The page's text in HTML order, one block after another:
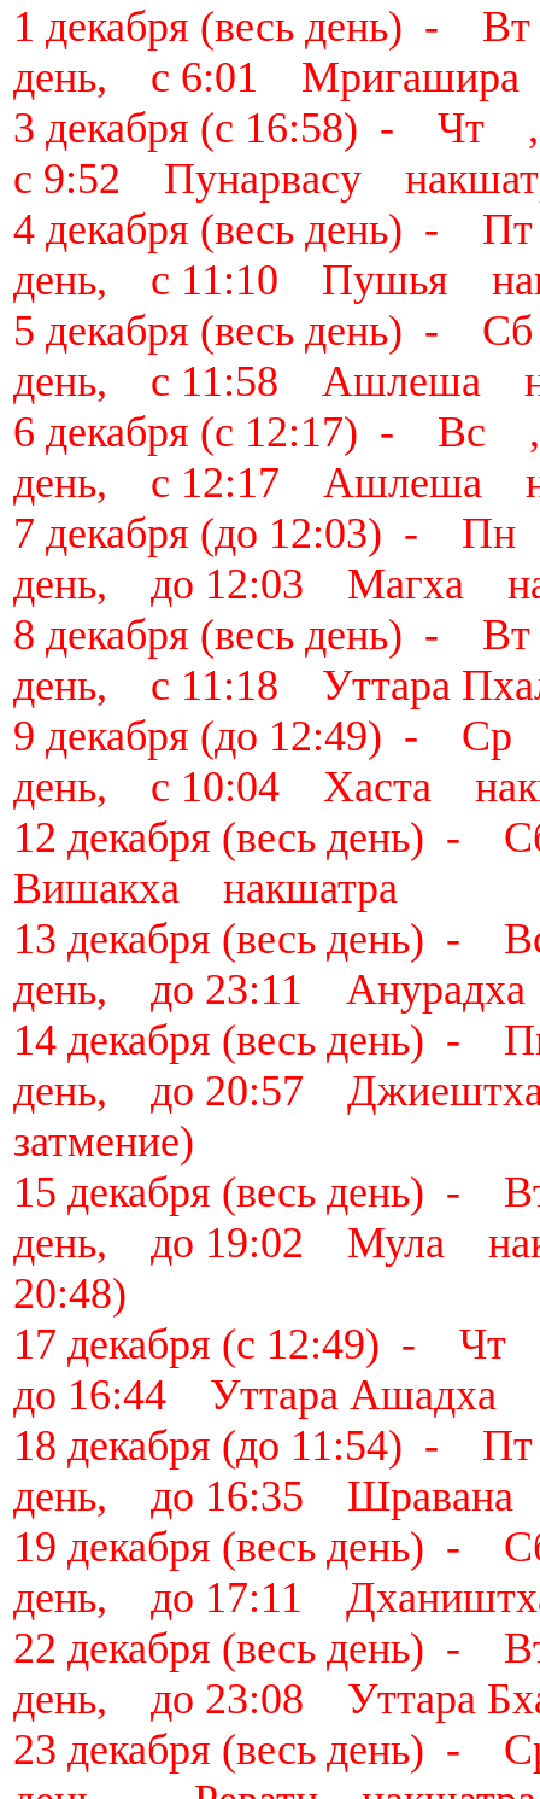
1 декабря (весь день) -
день, с 6:01 Мригашира
3 декабря (с 16:58) -
с 9:52 Пунарвасу
4 декабря (весь день) -
день, с 11:10 Пушья
5 декабря (весь день) -
день, с 11:58 Ашлеша
6 декабря (с 12:17) -
день, с 12:17 Ашлеша
7 декабря (до 12:03) -
день, до 12:03 Магха
8 декабря (весь день) -
день, с 11:18 Уттара
9 декабря (до 12:49) -
день, с 10:04 Хаста
12 декабря (весь
Вишакха накшатра
13 декабря (весь день)
день, до 23:11
14 декабря (весь день)
день, до 20:57
затмение)
15 декабря (весь день)
день, до 19:02 Мула
20:48)
17 декабря (с 12:49) -
до 16:44 Уттара Ашадха
18 декабря (до 11:54) -
день, до 16:35 Шравана
19 декабря (весь день)
день, до 17:11
22 декабря (весь день)
день, до 23:08 Уттара
23 декабря (весь день)